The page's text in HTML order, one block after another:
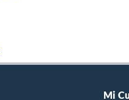
frente a
Mi